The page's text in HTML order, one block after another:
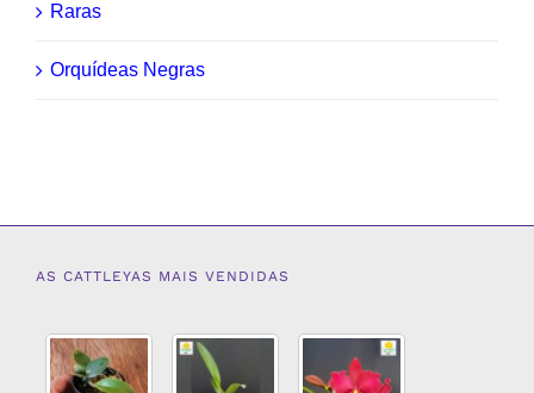
Raras
Orquídeas Negras
AS CATTLEYAS MAIS VENDIDAS